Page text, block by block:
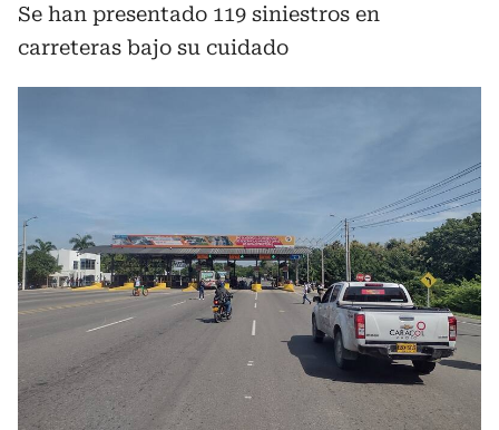
Se han presentado 119 siniestros en
carreteras bajo su cuidado